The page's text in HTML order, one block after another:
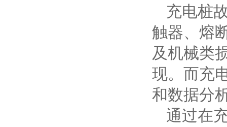
充电桩
触器、熔
及机械类
现。而充
和数据分
通过在